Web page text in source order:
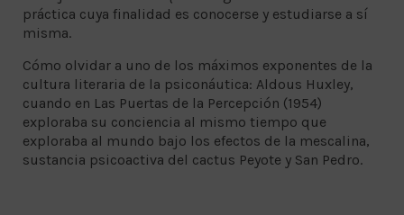
práctica cuya finalidad es conocerse y estudiarse a sí
misma.
Cómo olvidar a uno de los máximos exponentes de la
cultura literaria de la psiconáutica: Aldous Huxley,
cuando en Las Puertas de la Percepción (1954)
exploraba su conciencia al mismo tiempo que
exploraba al mundo bajo los efectos de la mescalina,
sustancia psicoactiva del cactus Peyote y San Pedro.